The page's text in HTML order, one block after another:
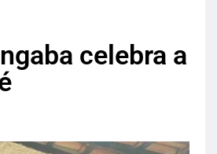
celebra a